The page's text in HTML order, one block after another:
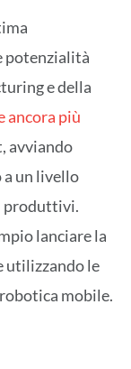
potenzialità
e della
ancora più
avviando
a un livello
produttivi.
lanciare la
utilizzando le
mobile.